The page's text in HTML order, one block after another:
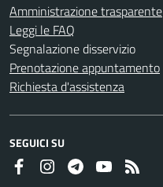
Amministrazione trasparente
Leggi le FAQ
Segnalazione disservizio
Prenotazione appuntamento
Richiesta d'assistenza
SEGUICI SU